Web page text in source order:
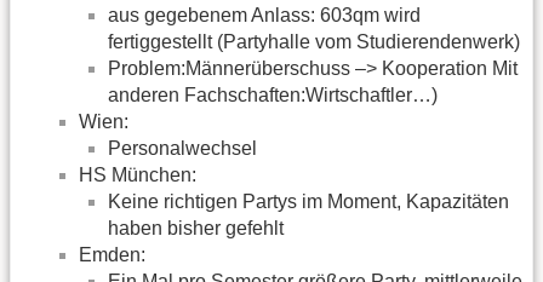
aus gegebenem Anlass: 603qm wird
fertiggestellt (Partyhalle vom Studierendenwerk)
Problem:Männerüberschuss –> Kooperation Mit
anderen Fachschaften:Wirtschaftler…)
Wien:
Personalwechsel
HS München:
Keine richtigen Partys im Moment, Kapazitäten
haben bisher gefehlt
Emden: